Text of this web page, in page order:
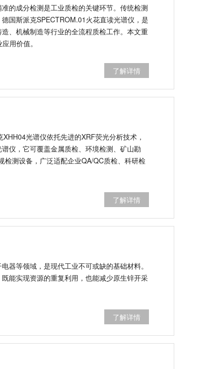
成分配比直接决定材料性能与工业产品质量，
统检测设备精度有限、操作复杂、运行成本偏
测需求。德国斯派克SPECTROM.01火花直读
，兼具高精度、智能化、低能耗优势，广泛
光谱仪依托先进的XRF荧光分析技术，
仪，它可覆盖金属质检、环境检测、矿山勘
测设备，广泛适配企业QA/QC质检、科研检
器等领域，是现代工业不可或缺的基础材料。
能实现资源的重复利用，也能减少原生锌开采